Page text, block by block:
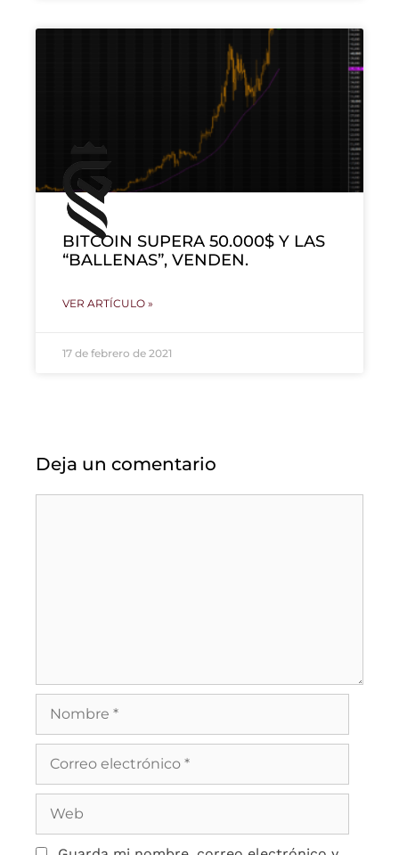
BITCOIN SUPERA 50.000$ Y LAS
“BALLENAS”, VENDEN.
VER ARTÍCULO »
17 de febrero de 2021
Deja un comentario